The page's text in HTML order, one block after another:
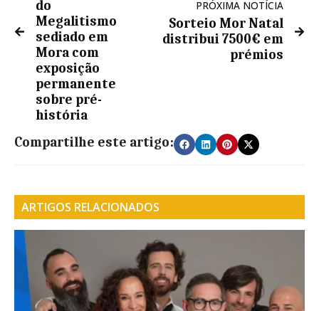
do
Megalitismo
sediado em
Mora com
exposição
permanente
sobre pré-
história
PRÓXIMA NOTÍCIA
Sorteio Mor Natal
distribui 7500€ em
prémios
Compartilhe este artigo:
ARTIGOS RELACIONADOS